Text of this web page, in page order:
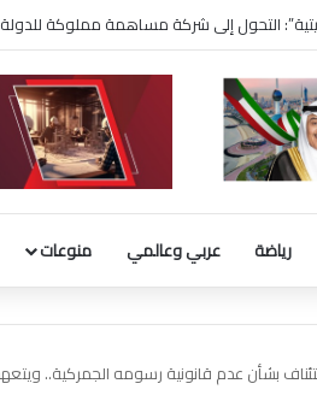
يدين هجمات الحوثيين على السعودية والسفن
رياضة عربي وعالمي منوعات
بشأن عدم قانونية رسومه الجمركية..